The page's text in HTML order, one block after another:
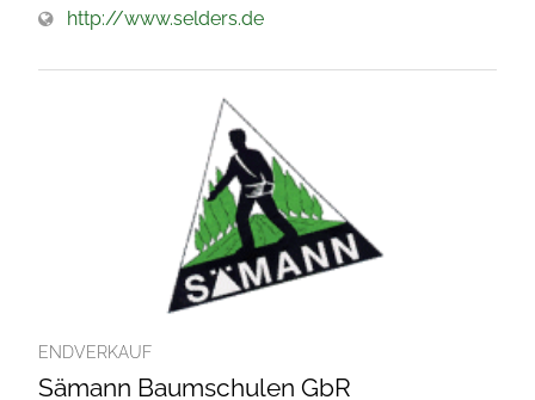
http://www.selders.de
ENDVERKAUF
Sämann Baumschulen GbR